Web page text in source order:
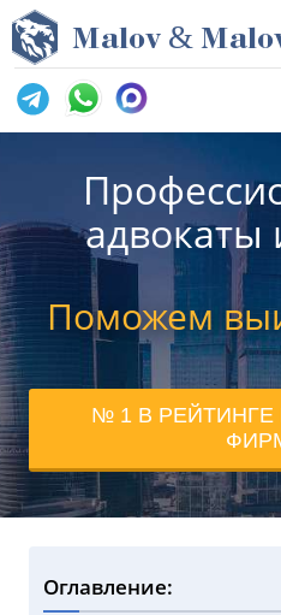
Malov & M
адвокаты
Поможем
№ 1 В
Оглавление: